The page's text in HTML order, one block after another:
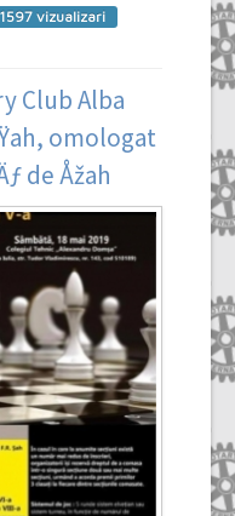
1597 vizualizari
Club Alba
omologat
de Åžah